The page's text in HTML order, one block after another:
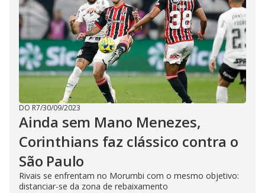
DO R7/30/09/2023
Ainda sem Mano Menezes,
Corinthians faz clássico contra o
São Paulo
Rivais se enfrentam no Morumbi com o mesmo objetivo:
distanciar-se da zona de rebaixamento